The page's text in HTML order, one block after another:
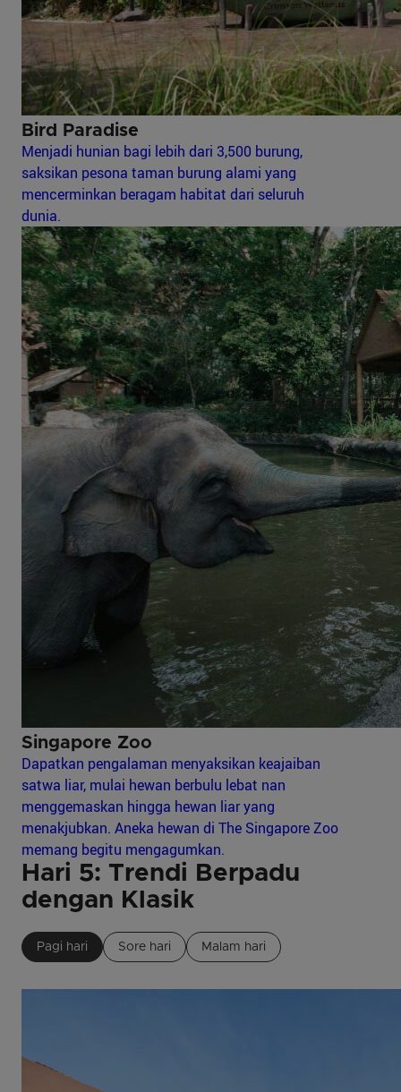
Bird Paradise
Menjadi hunian bagi lebih dari 3,500 burung,
saksikan pesona taman burung alami yang
mencerminkan beragam habitat dari seluruh
dunia.
Singapore Zoo
Dapatkan pengalaman menyaksikan keajaiban
satwa liar, mulai hewan berbulu lebat nan
menggemaskan hingga hewan liar yang
menakjubkan. Aneka hewan di The Singapore Zoo
memang begitu mengagumkan.
Hari 5: Trendi Berpadu
dengan Klasik
Pagi hari Sore hari Malam hari